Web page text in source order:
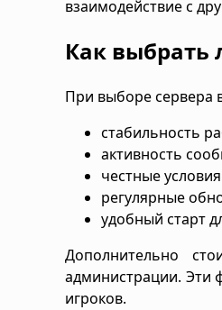
взаимодействие с
Как выбрать
При выборе сервера
стабильность
активность
честные
регулярные
удобный старт
Дополнительно
администрации. Эти
игроков.